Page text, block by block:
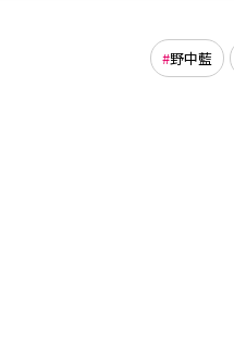
野中藍